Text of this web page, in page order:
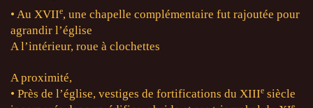
• Au XVIIe, une chapelle complémentaire fut rajoutée pour
agrandir l’église
A l’intérieur, roue à clochettes
A proximité,
• Près de l’église, vestiges de fortifications du XIIIe siècle